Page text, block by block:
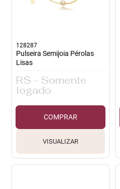
128287
Pulseira Semijoia Pérolas
Lisas
R$ - Somente
logado
COMPRAR
VISUALIZAR